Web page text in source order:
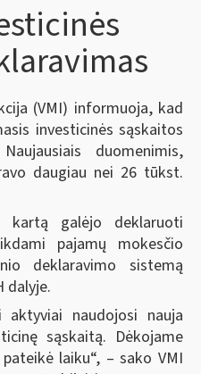
(VMI) informuoja, kad
investicinės sąskaitos
duomenimis,
daugiau nei 26 tūkst.
kartą galėjo deklaruoti
pajamų mokesčio
deklaravimo sistemą
dalyje.
naudojosi nauja
sąskaitą. Dėkojame
laiku“, – sako VMI